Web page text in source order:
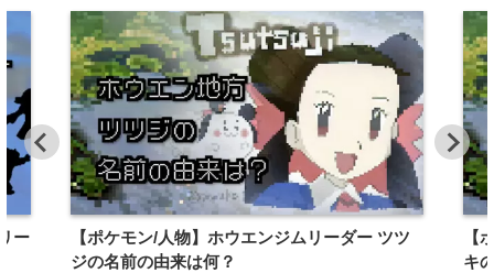
ー
【ポケモン/人物】ホウエンジムリーダー ツツ
ジの名前の由来は何？
【
キ